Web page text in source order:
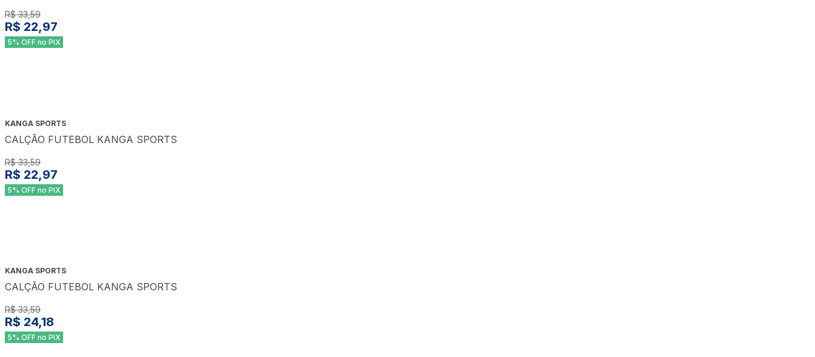
R$ 33,59
R$ 22,97
5% OFF no PIX
KANGA SPORTS
CALÇÃO FUTEBOL KANGA SPORTS
R$ 33,59
R$ 22,97
5% OFF no PIX
KANGA SPORTS
CALÇÃO FUTEBOL KANGA SPORTS
R$ 33,59
R$ 24,18
5% OFF no PIX